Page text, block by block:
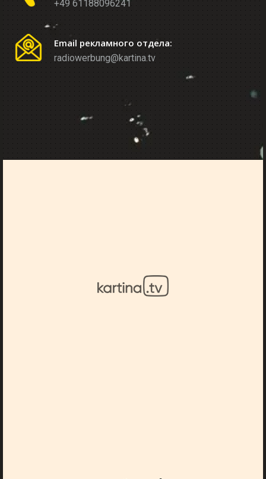
+49 61188096241
Email рекламного отдела:
radiowerbung@kartina.tv